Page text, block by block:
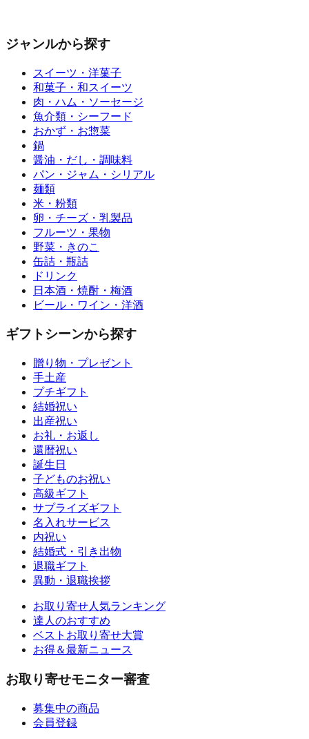
ジャンルから探す
スイーツ・洋菓子
和菓子・和スイーツ
肉・ハム・ソーセージ
魚介類・シーフード
おかず・お惣菜
鍋
醤油・だし・調味料
パン・ジャム・シリアル
麺類
米・粉類
卵・チーズ・乳製品
フルーツ・果物
野菜・きのこ
缶詰・瓶詰
ドリンク
日本酒・焼酎・梅酒
ビール・ワイン・洋酒
ギフトシーンから探す
贈り物・プレゼント
手土産
プチギフト
結婚祝い
出産祝い
お礼・お返し
還暦祝い
誕生日
子どものお祝い
高級ギフト
サプライズギフト
名入れサービス
内祝い
結婚式・引き出物
退職ギフト
異動・退職挨拶
お取り寄せ人気ランキング
達人のおすすめ
ベストお取り寄せ大賞
お得＆最新ニュース
お取り寄せモニター審査
募集中の商品
会員登録